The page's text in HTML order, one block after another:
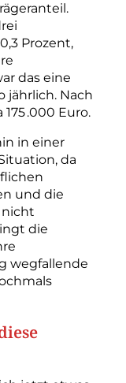
Prozent,
das eine
jährlich. Nach
.000 Euro.
in einer
da
und die
nicht
die
wegfallende